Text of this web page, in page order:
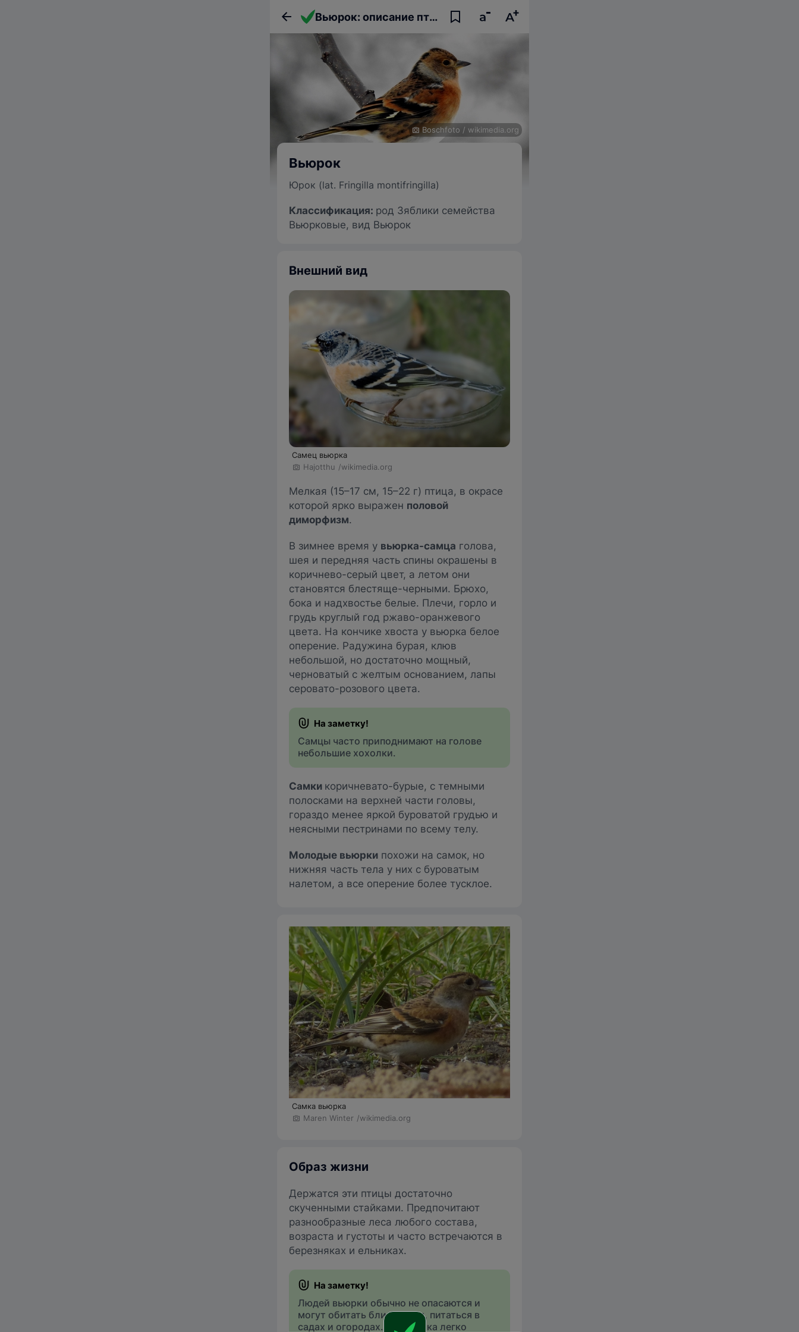
Вьюрок: описание птицы, фото, образ жизни и интересные факты
Boschfoto / wikimedia.org
Вьюрок
Юрок (lat. Fringilla montifringilla)
Классификация: род Зяблики семейства
Вьюрковые, вид Вьюрок
Внешний вид
Самец вьюрка
Hajotthu /wikimedia.org
Мелкая (15–17 см, 15–22 г) птица, в окрасе
которой ярко выражен половой
диморфизм.
В зимнее время у вьюрка-самца голова,
шея и передняя часть спины окрашены в
коричнево-серый цвет, а летом они
становятся блестяще-черными. Брюхо,
бока и надхвостье белые. Плечи, горло и
грудь круглый год ржаво-оранжевого
цвета. На кончике хвоста у вьюрка белое
оперение. Радужина бурая, клюв
небольшой, но достаточно мощный,
черноватый с желтым основанием, лапы
серовато-розового цвета.
Самцы часто приподнимают на голове
небольшие хохолки.
Самки коричневато-бурые, с темными
полосками на верхней части головы,
гораздо менее яркой буроватой грудью и
неясными пестринами по всему телу.
Молодые вьюрки похожи на самок, но
нижняя часть тела у них с буроватым
налетом, а все оперение более тусклое.
Самка вьюрка
Maren Winter /wikimedia.org
Образ жизни
Держатся эти птицы достаточно
скученными стайками. Предпочитают
разнообразные леса любого состава,
возраста и густоты и часто встречаются в
березняках и ельниках.
Людей вьюрки обычно не опасаются и
могут обитать близ жилья, питаться в
садах и огородах. Эта птичка легко